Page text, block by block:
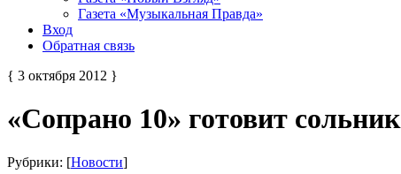
Газета «Музыкальная Правда»
Вход
Обратная связь
{ 3 октября 2012 }
«Сопрано 10» готовит сольник
Рубрики: [Новости]